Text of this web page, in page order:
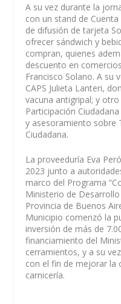
A su vez durante la
con un stand de
de difusión de tarjeta
ofrecer sándwich y
compran, quienes
descuento en
Francisco Solano. A su
CAPS Julieta Lanteri,
vacuna antigripal; y
Participación
y asesoramiento sobre
Ciudadana.
La proveeduría Eva
2023 junto a
marco del Programa
Ministerio de
Provincia de Buenos
Municipio comenzó la
inversión de más de
financiamiento del
cerramientos, y a su
con el fin de mejorar la
carnicería.